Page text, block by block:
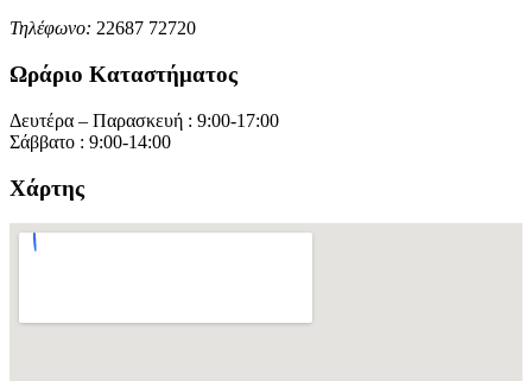
Τηλέφωνο: 22687 72720
Ωράριο Καταστήματος
Δευτέρα – Παρασκευή : 9:00-17:00
Σάββατο : 9:00-14:00
Χάρτης